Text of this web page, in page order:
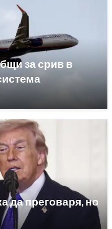
за срив в
да преговаря, но